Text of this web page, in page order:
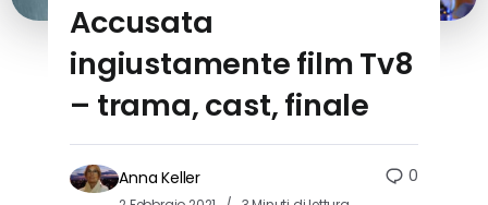
Accusata
ingiustamente film Tv8
– trama, cast, finale
Anna Keller 0